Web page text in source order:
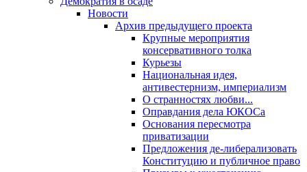
Новости
Архив предыдущего проекта
Крупные мероприятия
консервативного толка
Курьезы
Национальная идея,
антивестернизм, империализм
О странностях любви...
Оправдания дела ЮКОСа
Основания пересмотра
приватизации
Предложения де-либерализовать
Конституцию и публичное право